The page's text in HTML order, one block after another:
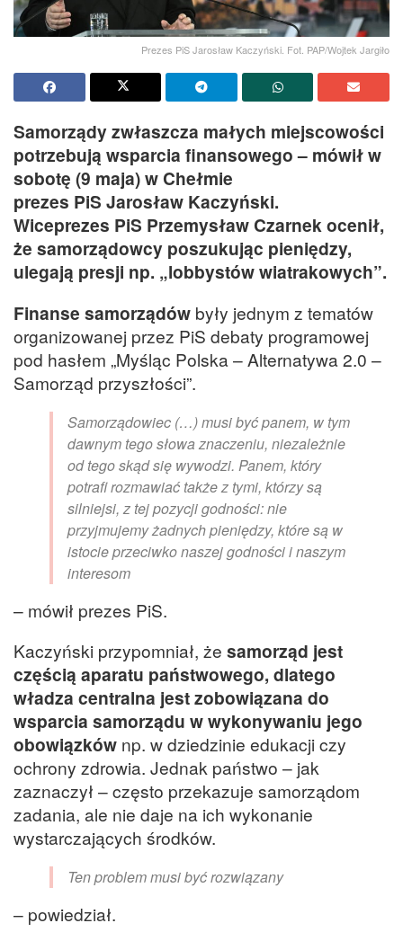
Prezes PiS Jarosław Kaczyński. Fot. PAP/Wojtek Jargiło
Samorządy zwłaszcza małych miejscowości
potrzebują wsparcia finansowego – mówił w
sobotę (9 maja) w Chełmie
prezes PiS Jarosław Kaczyński.
Wiceprezes PiS Przemysław Czarnek ocenił,
że samorządowcy poszukując pieniędzy,
ulegają presji np. „lobbystów wiatrakowych”.
Finanse samorządów były jednym z tematów
organizowanej przez PiS debaty programowej
pod hasłem „Myśląc Polska – Alternatywa 2.0 –
Samorząd przyszłości”.
Samorządowiec (…) musi być panem, w tym
dawnym tego słowa znaczeniu, niezależnie
od tego skąd się wywodzi. Panem, który
potrafi rozmawiać także z tymi, którzy są
silniejsi, z tej pozycji godności: nie
przyjmujemy żadnych pieniędzy, które są w
istocie przeciwko naszej godności i naszym
interesom
– mówił prezes PiS.
Kaczyński przypomniał, że samorząd jest
częścią aparatu państwowego, dlatego
władza centralna jest zobowiązana do
wsparcia samorządu w wykonywaniu jego
obowiązków np. w dziedzinie edukacji czy
ochrony zdrowia. Jednak państwo – jak
zaznaczył – często przekazuje samorządom
zadania, ale nie daje na ich wykonanie
wystarczających środków.
Ten problem musi być rozwiązany
– powiedział.